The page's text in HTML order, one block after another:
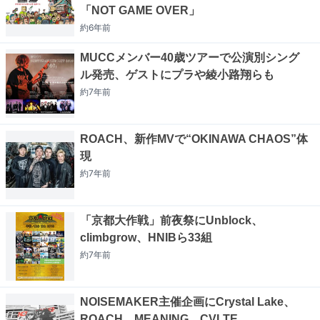
「NOT GAME OVER」
約6年前
MUCCメンバー40歳ツアーで公演別シング
ル発売、ゲストにプラや綾小路翔らも
約7年前
ROACH、新作MVで“OKINAWA CHAOS”体
現
約7年前
「京都大作戦」前夜祭にUnblock、
climbgrow、HNIBら33組
約7年前
NOISEMAKER主催企画にCrystal Lake、